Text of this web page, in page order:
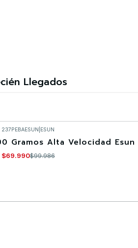
Llegados
237PEBAESUN ESUN
Gramos Alta Velocidad
$69.990$99.986